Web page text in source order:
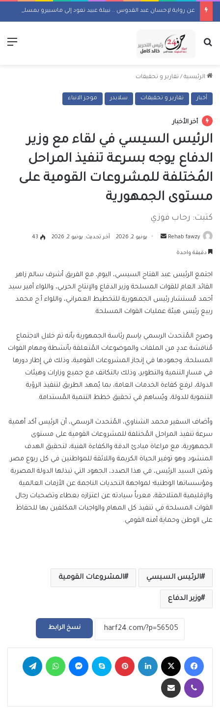
عن رواية لإحسان عبد القدوس .. نبيلة عبيد تعود إلى ماسبيرو بمسلسل إذاعي
بحث عن
الرئيسية / تقارير و تحقيقات
أخبار تقارير و تحقيقات سلايدر موجز الانباء
أخر الأخبار
الرئيس السيسي في لقاء مع وزير
الدفاع يوجه بسرعة تنفيذ المراحل
المُختلفة للمشروعات القومية على
مستوى الجمهورية
كتبت: رحاب فوزي
Rehab fawzy
أرسل يونيو 2, 2026 آخر تحديث: يونيو 2, 2026 43
دقيقة واحدة
اجتمع الرئيس عبد الفتاح السيسي، اليوم، مع الفريق أشرف سالم زاهر
القائد العام للقوات المسلحة وزير الدفاع والإنتاج الحربي، واللواء أمير سيد
أحمد مُستشار رئيس الجمهورية للتخطيط العمراني، واللواء أ.ح محمد
ربيع رئيس هيئة عمليات القوات المسلحة.
وصرح المُتحدث الرسمي باِسم رئاسة الجمهورية بأنه تم خلال الاجتماع
مُناقشة عددٍ من الملفات والموضوعات المُتعلقة بأنشطة ومهام القوات
المسلحة، وجهودها في إنجاز المشروعات القومية، وذلك في إطار دورها
في مسارٍ التنمية والتطوير، وذلك بالتكاتف مع جميع وزارات وهيئات
الدولة، لرفع كفاءة الخدمات العامة، بما يُمهد الطريق لتنفيذ الرؤية
التنموية للدولة، ويُساهم في تحقيق خطط التنمية المُستدامة.
وأضاف السفير محمد الشناوي، المُتحدث الرسمي، أن الرئيس أكد أهمية
سرعة تنفيذ المراحل المُختلفة للمشروعات القومية على مستوى
الجمهورية، مع مراعاة مبادئ الدقة والكفاءة الفنية، لتحقيق الهدف
المنشود وهو توفير الحياة الكريمة واللائقة للمواطنين في كل ربوع مصر.
وثمن السيد الرئيس، في هذا الصدد، الجهود التي تبذلها الدولة المصرية
ومؤسساتها الوطنية؛ لمواجهة التحديات الناجمة عن الأزمات العالمية
والإقليمية المتلاحقة، معرباُ سيادته عن اعتزازه بعطاء وتضحيات رجال
القوات المسلحة في تنفيذ كل المهام والواجبات المكلفين بها للحفاظ
على الوطن وحماية أمنه القومي.
الرئيس السيسي المشروعات القومية
وزير الدفاع
نسخ الرابط
فيسبوك لينكدإن بينتيريست سكايب ماسنجر واتساب
ڤايبر مشاركة عبر البريد